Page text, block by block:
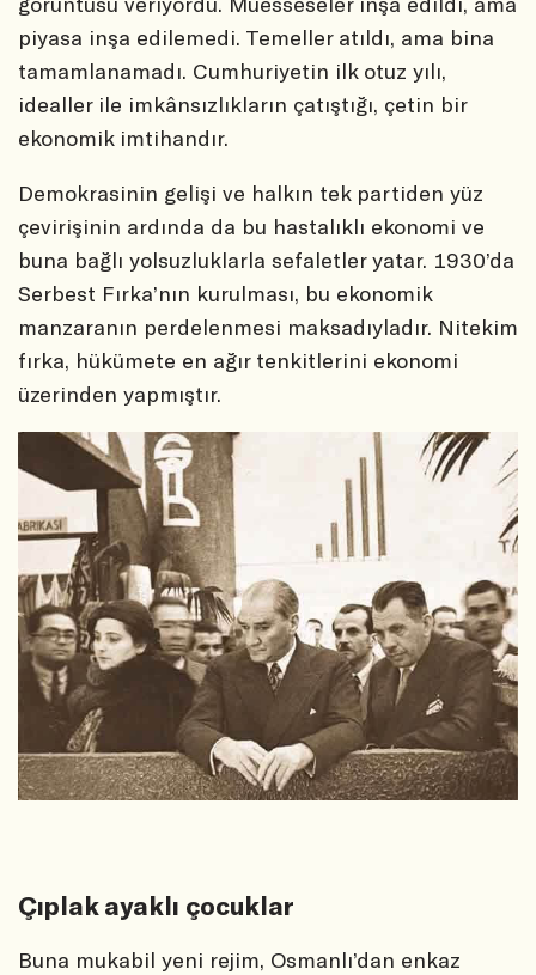
piyasa inşa edilemedi. Temeller atıldı, ama bina
tamamlanamadı. Cumhuriyetin ilk otuz yılı,
idealler ile imkânsızlıkların çatıştığı, çetin bir
ekonomik imtihandır.
Demokrasinin gelişi ve halkın tek partiden yüz
çevirişinin ardında da bu hastalıklı ekonomi ve
buna bağlı yolsuzluklarla sefaletler yatar. 1930’da
Serbest Fırka’nın kurulması, bu ekonomik
manzaranın perdelenmesi maksadıyladır. Nitekim
fırka, hükümete en ağır tenkitlerini ekonomi
üzerinden yapmıştır.
Çıplak ayaklı çocuklar
Buna mukabil yeni rejim, Osmanlı’dan enkaz